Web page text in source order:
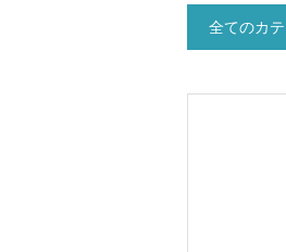
全てのカテ